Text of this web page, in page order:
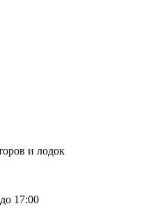
и лодок
17:00